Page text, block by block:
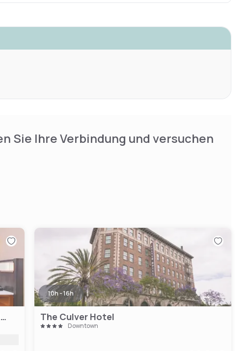
Sie Ihre Verbindung und versuchen
Best Western Royal Palace Inn and Suites LA
10h - 16h
The Culver Hotel
Downtown